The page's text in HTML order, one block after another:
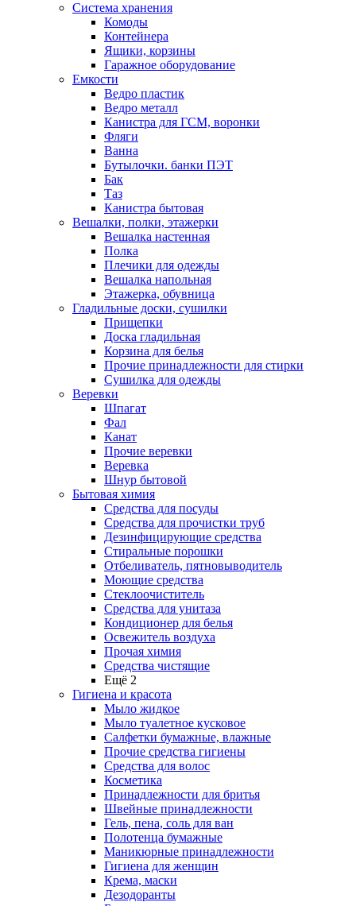
Система хранения
Комоды
Контейнера
Ящики, корзины
Гаражное оборудование
Емкости
Ведро пластик
Ведро металл
Канистра для ГСМ, воронки
Фляги
Ванна
Бутылочки. банки ПЭТ
Бак
Таз
Канистра бытовая
Вешалки, полки, этажерки
Вешалка настенная
Полка
Плечики для одежды
Вешалка напольная
Этажерка, обувница
Гладильные доски, сушилки
Прищепки
Доска гладильная
Корзина для белья
Прочие принадлежности для стирки
Сушилка для одежды
Веревки
Шпагат
Фал
Канат
Прочие веревки
Веревка
Шнур бытовой
Бытовая химия
Средства для посуды
Средства для прочистки труб
Дезинфицирующие средства
Стиральные порошки
Отбеливатель, пятновыводитель
Моющие средства
Стеклоочиститель
Средства для унитаза
Кондиционер для белья
Освежитель воздуха
Прочая химия
Средства чистящие
Ещё 2
Гигиена и красота
Мыло жидкое
Мыло туалетное кусковое
Салфетки бумажные, влажные
Прочие средства гигиены
Средства для волос
Косметика
Принадлежности для бритья
Швейные принадлежности
Гель, пена, соль для ван
Полотенца бумажные
Маникюрные принадлежности
Гигиена для женщин
Крема, маски
Дезодоранты